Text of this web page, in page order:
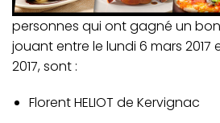
personnes qui ont gagné un
jouant entre le lundi 6 mars 2017
2017, sont :
Florent HELIOT de Kervignac